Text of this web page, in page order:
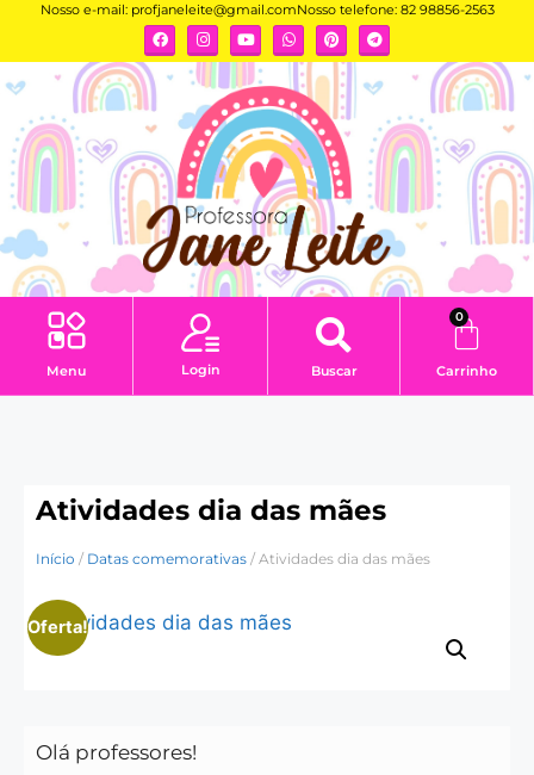
Nosso e-mail: profjaneleite@gmail.comNosso telefone: 82 98856-2563
Menu Login Buscar
0
Carrinho
Atividades dia das mães
Início / Datas comemorativas / Atividades dia das mães
Oferta!
Olá professores!